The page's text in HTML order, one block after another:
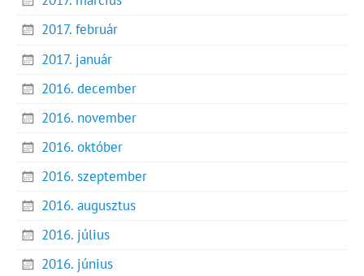
2017. február
2017. január
2016. december
2016. november
2016. október
2016. szeptember
2016. augusztus
2016. július
2016. június